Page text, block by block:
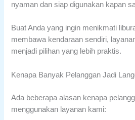
nyaman dan siap digunakan kapan
Buat Anda yang ingin menikmati
membawa kendaraan sendiri,
menjadi pilihan yang lebih praktis.
Kenapa Banyak Pelanggan Jadi
Ada beberapa alasan kenapa
menggunakan layanan kami: